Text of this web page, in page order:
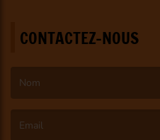
CONTACTEZ-NOUS